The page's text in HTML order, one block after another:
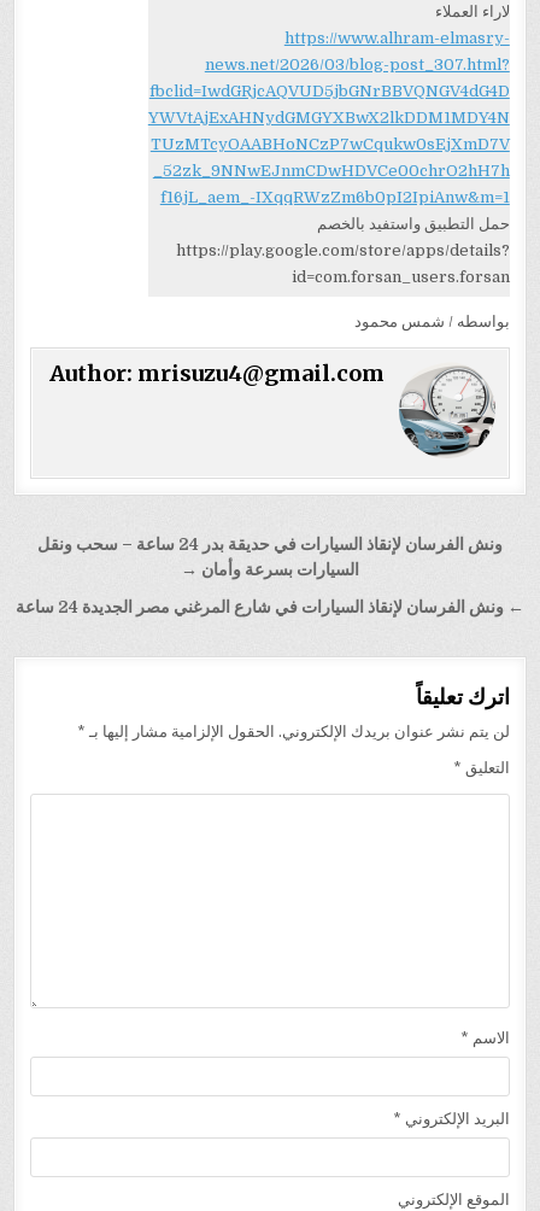
لاراء العملاء
https://www.alhram-elmasry-
news.net/2026/03/blog-post_307.html?
fbclid=IwdGRjcAQVUD5jbGNrBBVQNGV4dG4D
YWVtAjExAHNydGMGYXBwX2lkDDM1MDY4N
TUzMTcyOAABHoNCzP7wCqukw0sEjXmD7V
_52zk_9NNwEJnmCDwHDVCe00chrO2hH7h
f16jL_aem_-IXqqRWzZm6b0pI2IpiAnw&m=1
حمل التطبيق واستفيد بالخصم
https://play.google.com/store/apps/details?
id=com.forsan_users.forsan
بواسطه / شمس محمود
Author: mrisuzu4@gmail.com
تصفّح
ونش الفرسان لإنقاذ السيارات في حديقة بدر 24 ساعة – سحب ونقل
السيارات بسرعة وأمان →
← ونش الفرسان لإنقاذ السيارات في شارع المرغني مصر الجديدة 24 ساعة
اترك تعليقاً
لن يتم نشر عنوان بريدك الإلكتروني. الحقول الإلزامية مشار إليها بـ *
التعليق *
الاسم *
البريد الإلكتروني *
الموقع الإلكتروني